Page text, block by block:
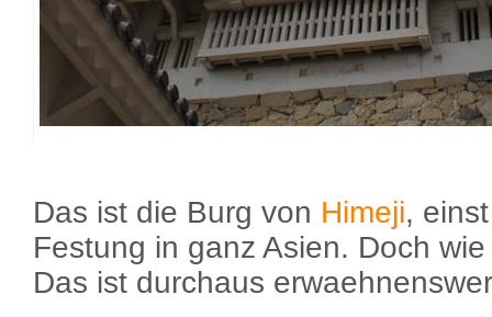
Das ist die Burg von Himeji,
Festung in ganz Asien. Doch
Das ist durchaus